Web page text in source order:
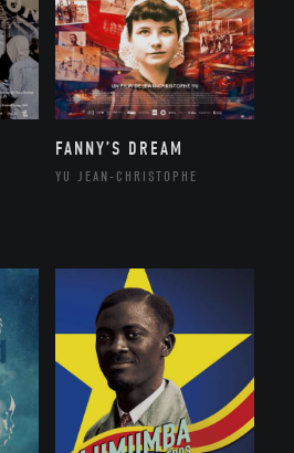
FANNY’S DREAM
YU JEAN-CHRISTOPHE